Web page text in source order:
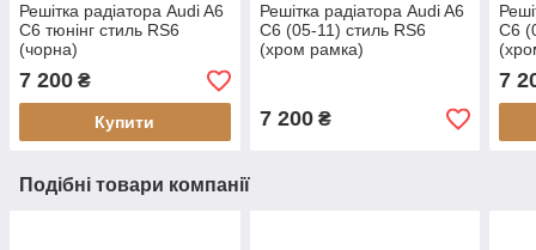
Решітка радіатора Audi A6
C6 тюнінг стиль RS6
(чорна)
7 200 ₴
Купити
Решітка радіатора Audi A6
C6 (05-11) стиль RS6
(хром рамка)
7 200₴
C6
7
Подібні товари компанії